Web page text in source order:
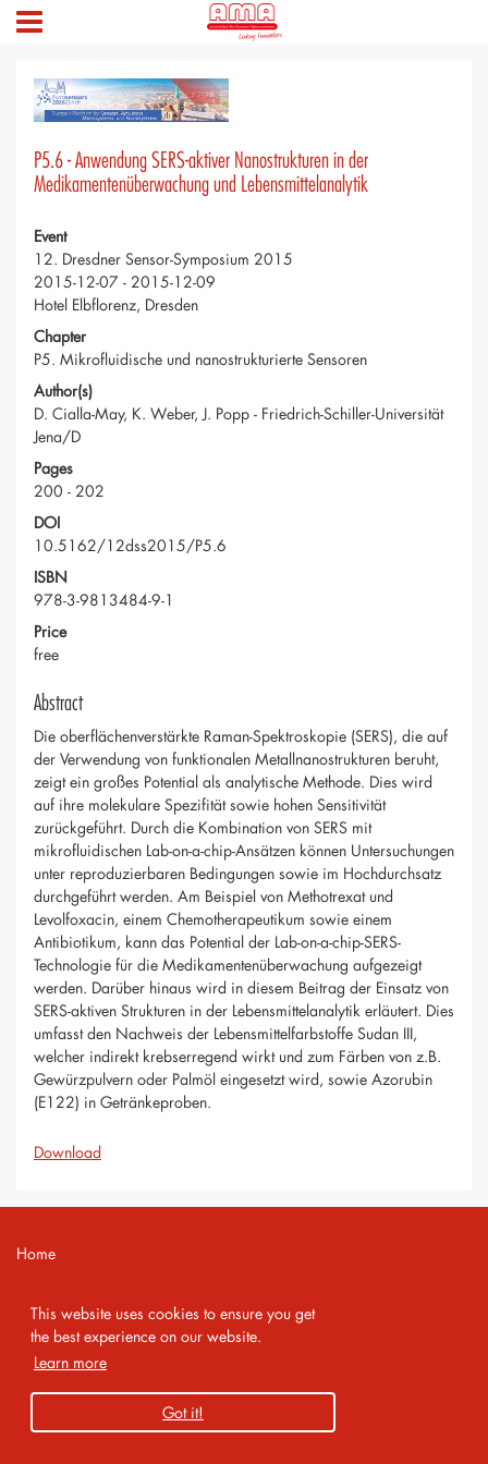
This website uses cookies to ensure you get
the best experience on our website.
Learn more
Got it!
P5.6 - Anwendung SERS-aktiver Nanostrukturen in der
Medikamentenüberwachung und Lebensmittelanalytik
Event
12. Dresdner Sensor-Symposium 2015
2015-12-07 - 2015-12-09
Hotel Elbflorenz, Dresden
Chapter
P5. Mikrofluidische und nanostrukturierte Sensoren
Author(s)
D. Cialla-May, K. Weber, J. Popp - Friedrich-Schiller-Universität
Jena/D
Pages
200 - 202
DOI
10.5162/12dss2015/P5.6
ISBN
978-3-9813484-9-1
Price
free
Abstract
Die oberflächenverstärkte Raman-Spektroskopie (SERS), die auf
der Verwendung von funktionalen Metallnanostrukturen beruht,
zeigt ein großes Potential als analytische Methode. Dies wird
auf ihre molekulare Spezifität sowie hohen Sensitivität
zurückgeführt. Durch die Kombination von SERS mit
mikrofluidischen Lab-on-a-chip-Ansätzen können Untersuchungen
unter reproduzierbaren Bedingungen sowie im Hochdurchsatz
durchgeführt werden. Am Beispiel von Methotrexat und
Levolfoxacin, einem Chemotherapeutikum sowie einem
Antibiotikum, kann das Potential der Lab-on-a-chip-SERS-
Technologie für die Medikamentenüberwachung aufgezeigt
werden. Darüber hinaus wird in diesem Beitrag der Einsatz von
SERS-aktiven Strukturen in der Lebensmittelanalytik erläutert. Dies
umfasst den Nachweis der Lebensmittelfarbstoffe Sudan III,
welcher indirekt krebserregend wirkt und zum Färben von z.B.
Gewürzpulvern oder Palmöl eingesetzt wird, sowie Azorubin
(E122) in Getränkeproben.
Download
Copyright 2026 AMA Service GmbH
Home
Imprint
Privacy Policy